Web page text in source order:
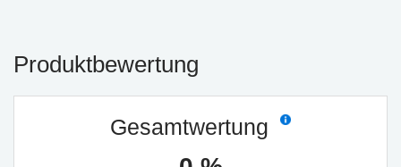
Produktbewertung
Gesamtwertung